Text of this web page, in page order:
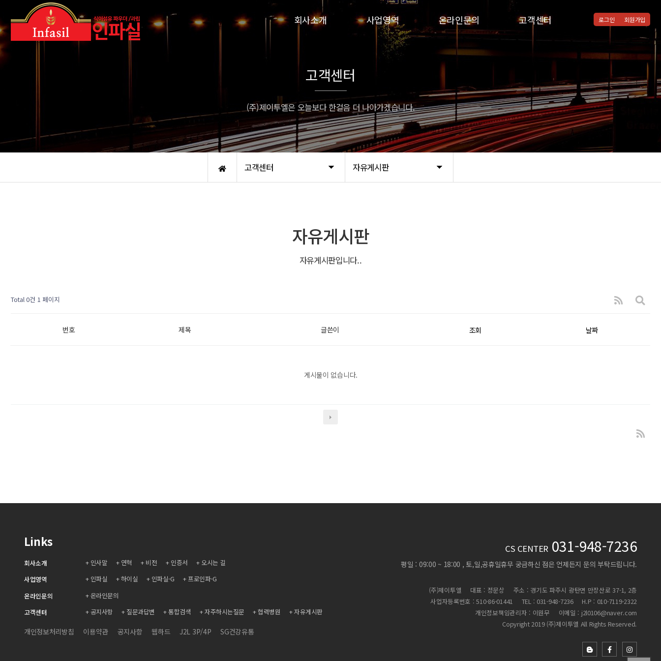
회사소개
비전
인증서
오시는 길
사업영역
인파실
프로인파-G
온라인문의
온라인문의
고객센터
통합검색
자주하시는질문
협력병원
자유게시판
로그인 회원가입
고객센터 자유게시판
고객센터
(주)제이투엘은 오늘보다 한걸음 더 나아가겠습니다.
자유게시판
자유게시판입니다..
Total 0건 1 페이지
번호 제목 글쓴이 조회 날짜
게시물이 없습니다.
Links
회사소개 인사말 연혁 비전 인증서
오시는 길
사업영역
인파실 하이실 인파실-G
프로인파-G
온라인문의
온라인문의
고객센터
공지사항 질문과답변 통합검색 자주하시는질문 협력병원 자유게시판
개인정보처리방침 이용약관 공지사항 웹하드 J2L 3P/4P SG건강유통
CS CENTER 031-948-7236
평일 : 09:00 ~ 18:00 , 토,일,공휴일휴무 궁금하신 점은 언제든지 문의 부탁드립니다.
(주)제이투엘 대표 : 정문상
주소 : 경기도 파주시 광탄면 만장산로 37-1, 2층
사업자등록번호 : 510-86-01441
TEL : 031-948-7236
H.P : 010-7119-2322
개인정보책임관리자 : 이원무
이메일 : j2l0106@naver.com
Copyright 2019 (주)제이투엘 All Rights Reserved.